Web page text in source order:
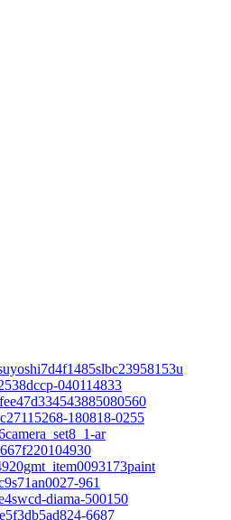
040114833
180818-0255
ar
961
diama-500150
6687